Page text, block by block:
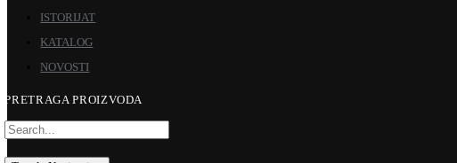
ISTORIJAT
KATALOG
NOVOSTI
PRETRAGA PROIZVODA